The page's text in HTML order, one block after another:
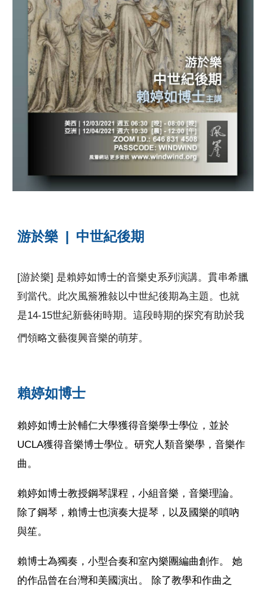
游於樂 | 中世紀後期
[游於樂] 是賴婷如博士的音樂史系列演講。貫串希臘
到當代。此次風簷雅敍以中世紀後期為主題。也就
是14-15世紀新藝術時期。這段時期的探究有助於我
們領略文藝復興音樂的萌芽。
賴婷如博士
賴婷如博士於輔仁大學獲得音樂學士學位，並於
UCLA獲得音樂博士學位。研究人類音樂學，音樂作
曲。
賴婷如博士教授鋼琴課程，小組音樂，音樂理論。
除了鋼琴，賴博士也演奏大提琴，以及國樂的嗩吶
與笙。
賴博士為獨奏，小型合奏和室內樂團編曲創作。 她
的作品曾在台灣和美國演出。 除了教學和作曲之